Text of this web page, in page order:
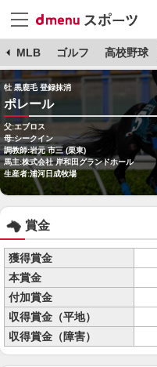
MLB ゴルフ 高校野球
牡 黒鹿毛 登録抹消
ポレール
父:エブロス
母:シークイン
調教師:岩元 市三 (栗東)
馬主:株式会社 岸和田グランドホール
生産者:浦河日成牧場
賞金
獲得賞金
本賞金
付加賞金
収得賞金（平地）
収得賞金（障害）